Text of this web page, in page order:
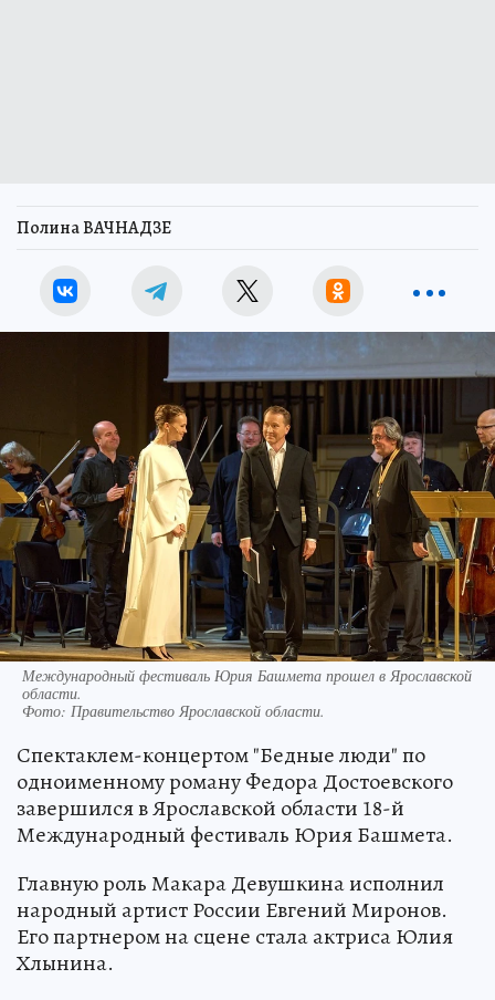
Полина ВАЧНАДЗЕ
Международный фестиваль Юрия Башмета прошел в Ярославской
области.
Фото: Правительство Ярославской области.
Спектаклем-концертом "Бедные люди" по
одноименному роману Федора Достоевского
завершился в Ярославской области 18-й
Международный фестиваль Юрия Башмета.
Главную роль Макара Девушкина исполнил
народный артист России Евгений Миронов.
Его партнером на сцене стала актриса Юлия
Хлынина.